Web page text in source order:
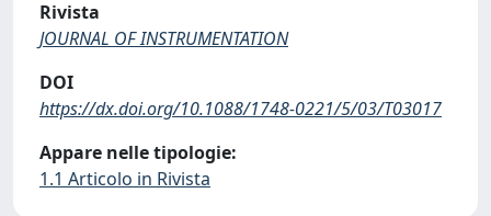
Rivista
JOURNAL OF INSTRUMENTATION
DOI
https://dx.doi.org/10.1088/1748-0221/5/03/T03017
Appare nelle tipologie:
1.1 Articolo in Rivista